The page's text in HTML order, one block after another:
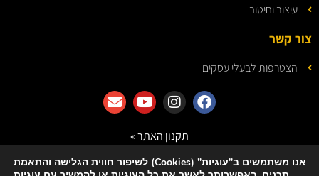
עיצוב וחיטוב
צור קשר
הצטרפות לבעלי עסקים
תקנון האתר »
מדיניות הפרטיות »אנו משתמשים ב"עוגיות" (Cookies) לשיפור חווית הגלישה והתאמת